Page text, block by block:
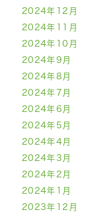
2024年12月
2024年11月
2024年10月
2024年9月
2024年8月
2024年7月
2024年6月
2024年5月
2024年4月
2024年3月
2024年2月
2024年1月
2023年12月